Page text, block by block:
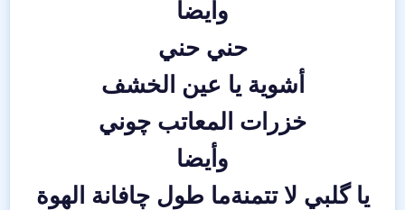
وأيضا
حني حني
أشوية يا عين الخشف
خزرات المعاتب چوني
وأيضا
يا گلبي لا تتمنةما طول چافانة الهوة